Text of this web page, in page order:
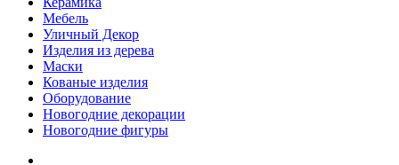
Мебель
Уличный Декор
Изделия из дерева
Маски
Кованые изделия
Оборудование
Новогодние декорации
Новогодние фигуры